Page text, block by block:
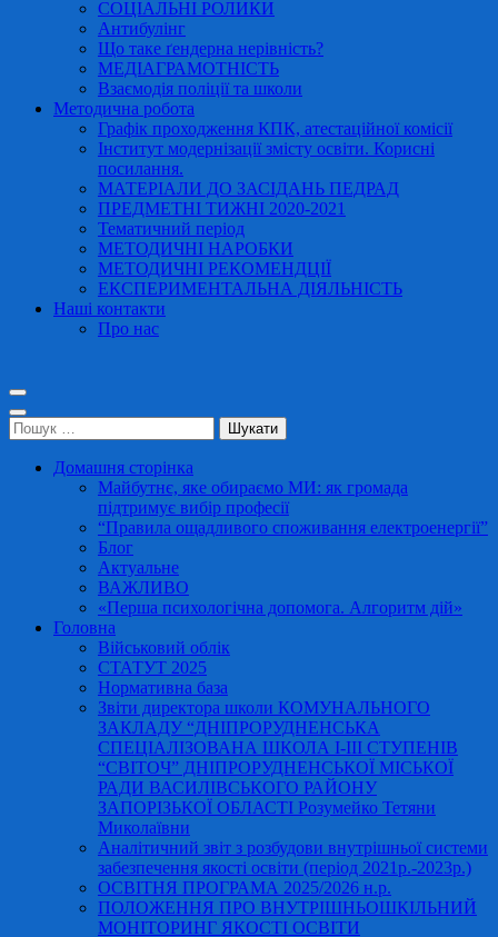
СОЦІАЛЬНІ РОЛИКИ
Антибулінг
Що таке ґендерна нерівність?
МЕДІАГРАМОТНІСТЬ
Взаємодія поліції та школи
Методична робота
Графік проходження КПК, атестаційної комісії
Інститут модернізації змісту освіти. Корисні
посилання.
МАТЕРІАЛИ ДО ЗАСІДАНЬ ПЕДРАД
ПРЕДМЕТНІ ТИЖНІ 2020-2021
Тематичний період
МЕТОДИЧНІ НАРОБКИ
МЕТОДИЧНІ РЕКОМЕНДЦІЇ
ЕКСПЕРИМЕНТАЛЬНА ДІЯЛЬНІСТЬ
Наші контакти
Про нас
Пошук:
Домашня сторінка
Майбутнє, яке обираємо МИ: як громада
підтримує вибір професії
“Правила ощадливого споживання електроенергії”
Блог
Актуальне
ВАЖЛИВО
«Перша психологічна допомога. Алгоритм дій»
Головна
Військовий облік
СТАТУТ 2025
Нормативна база
Звіти директора школи КОМУНАЛЬНОГО
ЗАКЛАДУ “ДНІПРОРУДНЕНСЬКА
СПЕЦІАЛІЗОВАНА ШКОЛА І-ІІІ СТУПЕНІВ
“СВІТОЧ” ДНІПРОРУДНЕНСЬКОЇ МІСЬКОЇ
РАДИ ВАСИЛІВСЬКОГО РАЙОНУ
ЗАПОРІЗЬКОЇ ОБЛАСТІ Розумейко Тетяни
Миколаївни
Аналітичний звіт з розбудови внутрішньої системи
забезпечення якості освіти (період 2021р.-2023р.)
ОСВІТНЯ ПРОГРАМА 2025/2026 н.р.
ПОЛОЖЕННЯ ПРО ВНУТРІШНЬОШКІЛЬНИЙ
МОНІТОРИНГ ЯКОСТІ ОСВІТИ